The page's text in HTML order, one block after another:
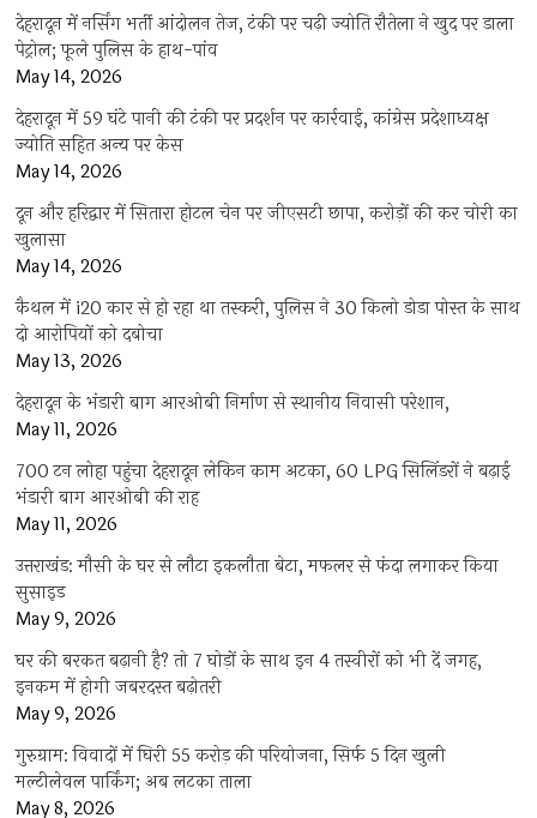
देहरादून में नर्सिंग भर्ती आंदोलन तेज, टंकी पर चढ़ी ज्योति रौतेला ने खुद पर डाला
पेट्रोल; फूले पुलिस के हाथ-पांव
May 14, 2026
देहरादून में 59 घंटे पानी की टंकी पर प्रदर्शन पर कार्रवाई, कांग्रेस प्रदेशाध्यक्ष
ज्योति सहित अन्य पर केस
May 14, 2026
दून और हरिद्वार में सितारा होटल चेन पर जीएसटी छापा, करोड़ों की कर चोरी का
खुलासा
May 14, 2026
कैथल में i20 कार से हो रहा था तस्करी, पुलिस ने 30 किलो डोडा पोस्त के साथ
दो आरोपियों को दबोचा
May 13, 2026
देहरादून के भंडारी बाग आरओबी निर्माण से स्थानीय निवासी परेशान,
May 11, 2026
700 टन लोहा पहुंचा देहरादून लेकिन काम अटका, 60 LPG सिलिंडरों ने बढ़ाई
भंडारी बाग आरओबी की राह
May 11, 2026
उत्तराखंड: मौसी के घर से लौटा इकलौता बेटा, मफलर से फंदा लगाकर किया
सुसाइड
May 9, 2026
घर की बरकत बढ़ानी है? तो 7 घोड़ों के साथ इन 4 तस्वीरों को भी दें जगह,
इनकम में होगी जबरदस्त बढ़ोतरी
May 9, 2026
गुरुग्राम: विवादों में घिरी 55 करोड़ की परियोजना, सिर्फ 5 दिन खुली
मल्टीलेवल पार्किंग; अब लटका ताला
May 8, 2026